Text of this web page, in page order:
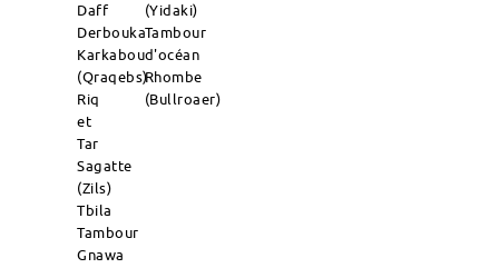
Daff
Derbouka
Karkabou
(Qraqebs)
Riq
et
Tar
Sagatte
(Zils)
Tbila
Tambour
Gnawa
(Yidaki)
Tambour
d'océan
Rhombe
(Bullroaer)